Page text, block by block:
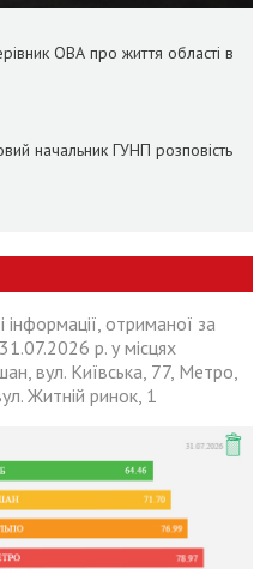
ОВА про життя області в
начальник ГУНП розповість
інформації, отриманої за
р. у місцях
вул. Київська, 77, Метро,
Житній ринок, 1